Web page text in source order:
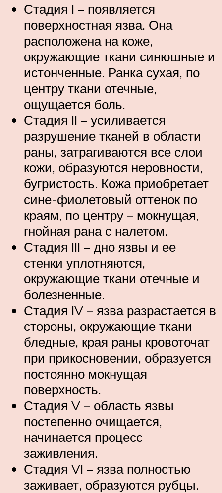
Стадия I – появляется
поверхностная язва. Она
расположена на коже,
окружающие ткани синюшные и
истонченные. Ранка сухая, по
центру ткани отечные,
ощущается боль.
Стадия II – усиливается
разрушение тканей в области
раны, затрагиваются все слои
кожи, образуются неровности,
бугристость. Кожа приобретает
сине-фиолетовый оттенок по
краям, по центру – мокнущая,
гнойная рана с налетом.
Стадия III – дно язвы и ее
стенки уплотняются,
окружающие ткани отечные и
болезненные.
Стадия IV – язва разрастается в
стороны, окружающие ткани
бледные, края раны кровоточат
при прикосновении, образуется
постоянно мокнущая
поверхность.
Стадия V – область язвы
постепенно очищается,
начинается процесс
заживления.
Стадия VI – язва полностью
заживает, образуются рубцы.